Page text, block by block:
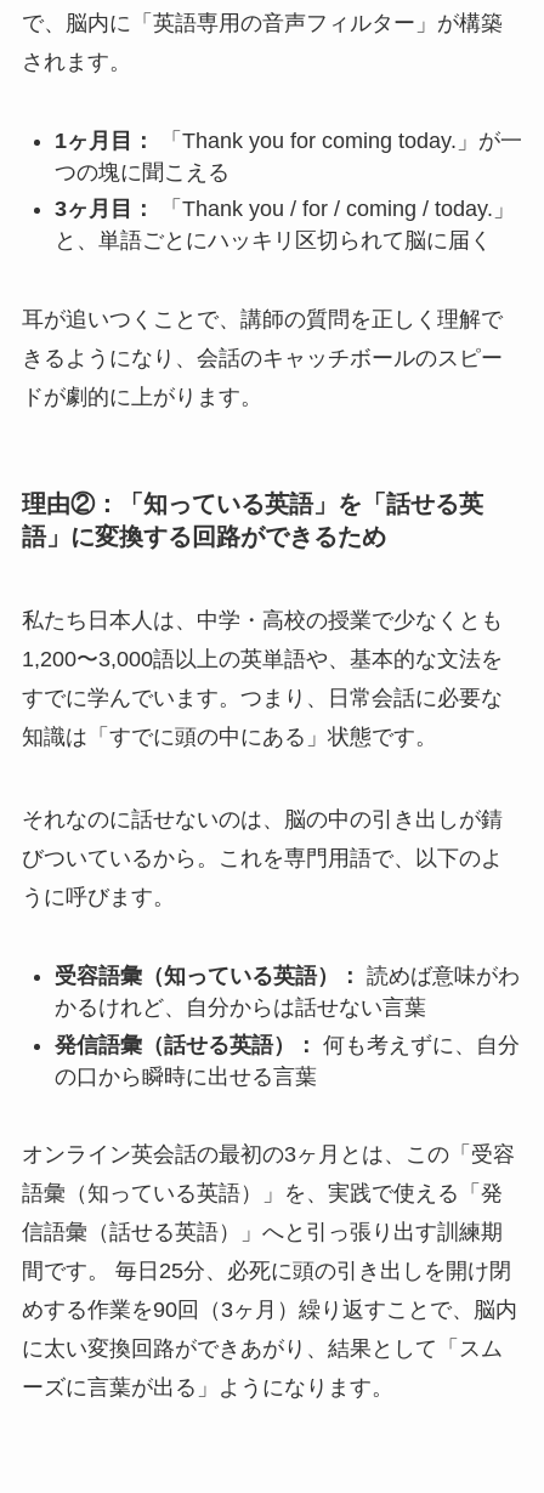
で、脳内に「英語専用の音声フィルター」が構築
されます。
1ヶ月目：
「Thank you for coming today.」が一
つの塊に聞こえる
3ヶ月目：
「Thank you / for / coming / today.」
と、単語ごとにハッキリ区切られて脳に届く
耳が追いつくことで、講師の質問を正しく理解で
きるようになり、会話のキャッチボールのスピー
ドが劇的に上がります。
理由②：「知っている英語」を「話せる英
語」に変換する回路ができるため
私たち日本人は、中学・高校の授業で少なくとも
1,200〜3,000語以上の英単語や、基本的な文法を
すでに学んでいます。つまり、日常会話に必要な
知識は「すでに頭の中にある」状態です。
それなのに話せないのは、脳の中の引き出しが錆
びついているから。これを専門用語で、以下のよ
うに呼びます。
受容語彙（知っている英語）： 読めば意味がわ
かるけれど、自分からは話せない言葉
発信語彙（話せる英語）： 何も考えずに、自分
の口から瞬時に出せる言葉
オンライン英会話の最初の3ヶ月とは、この「受容
語彙（知っている英語）」を、実践で使える「発
信語彙（話せる英語）」へと引っ張り出す訓練期
間です。 毎日25分、必死に頭の引き出しを開け閉
めする作業を90回（3ヶ月）繰り返すことで、脳内
に太い変換回路ができあがり、結果として「スム
ーズに言葉が出る」ようになります。